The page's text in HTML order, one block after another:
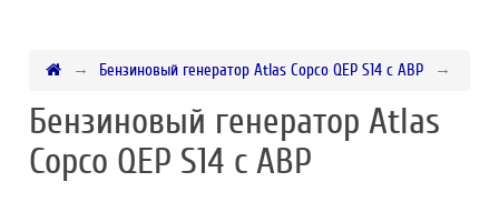
Бензиновый генератор Atlas Copco QEP S14 с АВР
Бензиновый генератор Atlas
Copco QEP S14 с АВР